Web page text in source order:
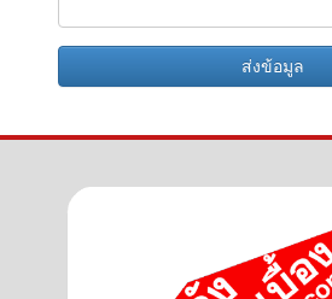
ส่งข้อมูล